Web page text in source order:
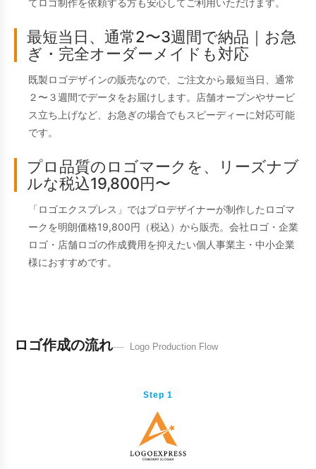
最短当日、通常2〜3週間で納品｜お急
ぎ・完全オーダーメイドも対応
既製ロゴデザインの販売なので、ご注文から最短当日、通常
２〜３週間でデータをお届けします。店舗オープンやサービ
ス立ち上げなど、お急ぎの場合でもスピーディーに対応可能
です。
プロ品質のロゴマークを、リーズナブ
ルな税込19,800円〜
「ロゴエクスプレス」ではプロデザイナーが制作したロゴマ
ークを明朗価格19,800円（税込）から販売。会社ロゴ・企業
ロゴ・店舗ロゴの作成費用を抑えたい個人事業主・中小企業
様におすすめです。
ロゴ作成の流れ Logo Production Flow
Step 1